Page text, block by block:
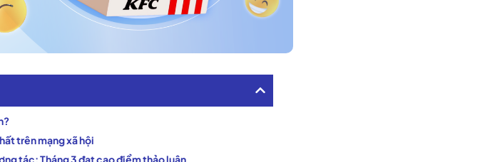
trên mạng xã hội
tác: Tháng 3 đạt cao điểm thảo luận